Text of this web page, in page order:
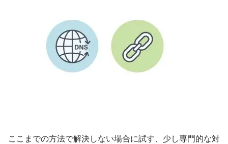
ここまでの方法で解決しない場合に試す、少し専門的な対